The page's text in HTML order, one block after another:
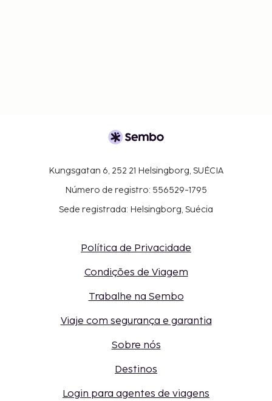
Kungsgatan 6, 252 21 Helsingborg, SUÉCIA
Número de registro: 556529-1795
Sede registrada: Helsingborg, Suécia
Política de Privacidade
Condições de Viagem
Trabalhe na Sembo
Viaje com segurança e garantia
Sobre nós
Destinos
Login para agentes de viagens